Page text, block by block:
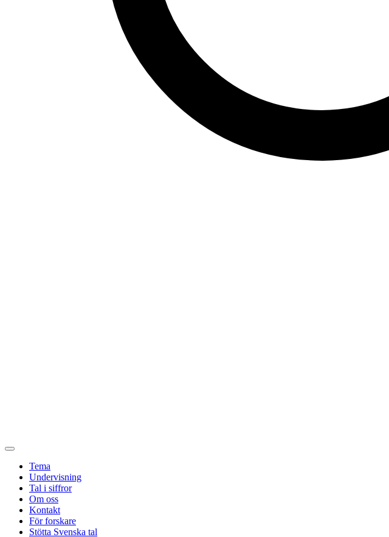
Tema
Undervisning
Tal i siffror
Om oss
Kontakt
För forskare
Stötta Svenska tal